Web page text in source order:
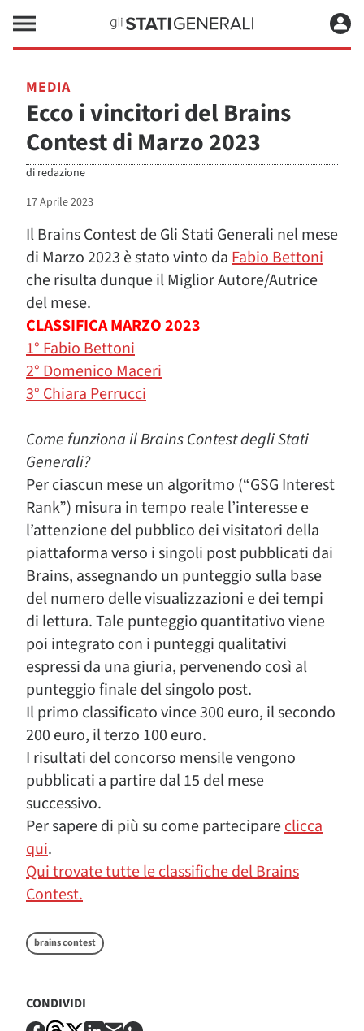
MEDIA
Ecco i vincitori del Brains
Contest di Marzo 2023
di redazione
17 Aprile 2023
Il Brains Contest de Gli Stati Generali nel mese
di Marzo 2023 è stato vinto daFabio Bettoni
che risulta dunque il Miglior Autore/Autrice
del mese.
CLASSIFICA MARZO 2023
1° Fabio Bettoni
2° Domenico Maceri
3° Chiara Perrucci
Come funziona il Brains Contest degli Stati
Generali?
Per ciascun mese un algoritmo (“GSG Interest
Rank”) misura in tempo reale l’interesse e
l’attenzione del pubblico dei visitatori della
piattaforma verso i singoli post pubblicati dai
Brains, assegnando un punteggio sulla base
del numero delle visualizzazioni e dei tempi
di lettura. Tale punteggio quantitativo viene
poi integrato con i punteggi qualitativi
espressi da una giuria, pervenendo così al
punteggio finale del singolo post.
Il primo classificato vince 300 euro, il secondo
200 euro, il terzo 100 euro.
I risultati del concorso mensile vengono
pubblicati a partire dal 15 del mese
successivo.
Per sapere di più su come partecipareclicca
qui.
Qui trovate tutte le classifiche del Brains
Contest.
brains contest
CONDIVIDI